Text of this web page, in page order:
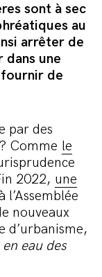
sont à sec
au
arrêter de
une
de
par des
Comme le
2022, une
l’Assemblée
nouveaux
d’urbanisme,
eau des